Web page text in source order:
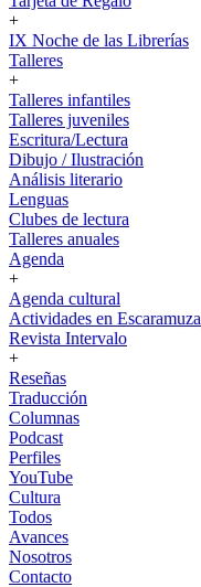
+
IX Noche de las Librerías
Talleres
+
Talleres infantiles
Talleres juveniles
Escritura/Lectura
Dibujo / Ilustración
Análisis literario
Lenguas
Clubes de lectura
Talleres anuales
Agenda
+
Agenda cultural
Actividades en Escaramuza
Revista Intervalo
+
Reseñas
Traducción
Columnas
Podcast
Perfiles
YouTube
Cultura
Todos
Avances
Nosotros
Contacto